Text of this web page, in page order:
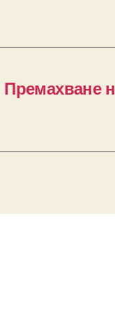
Премахване